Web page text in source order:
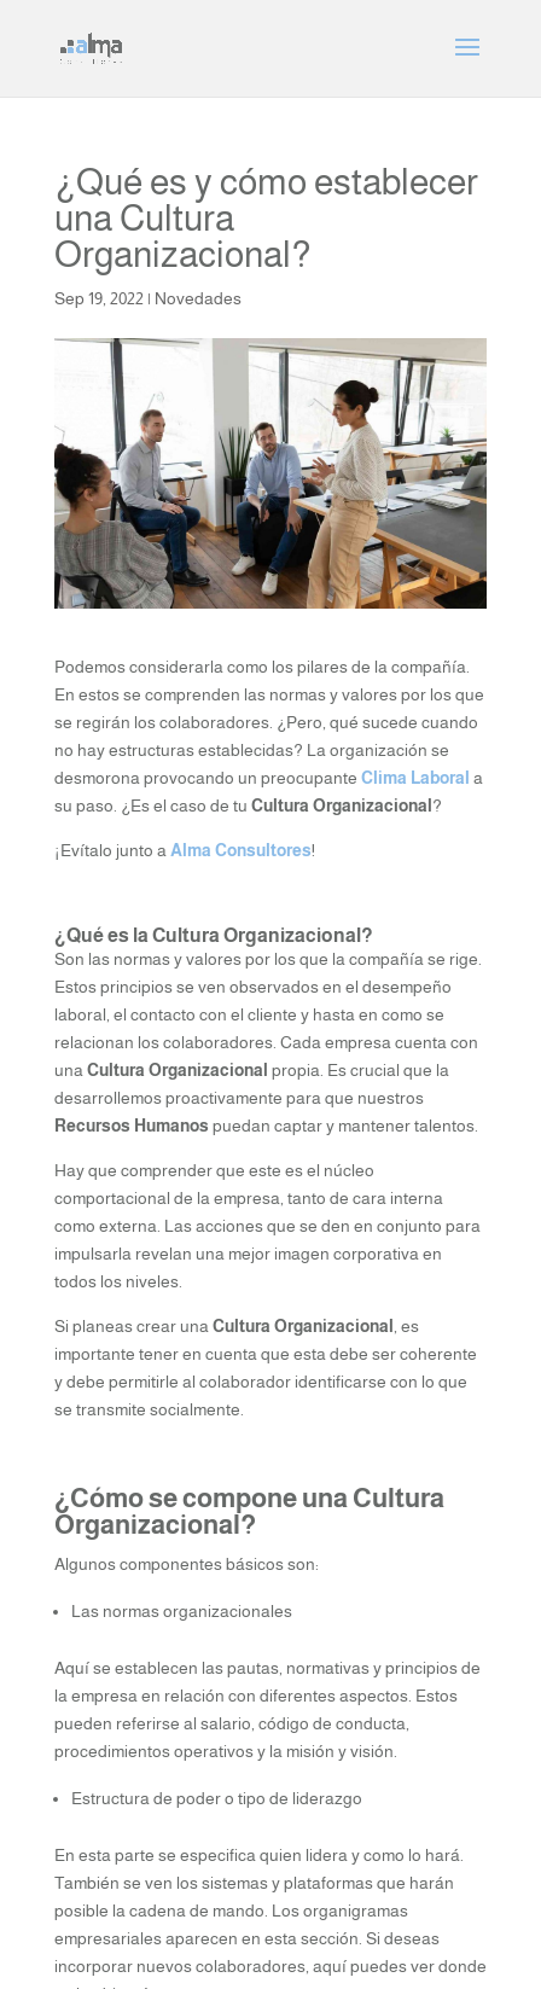
¿Qué es y cómo establecer
una Cultura
Organizacional?
Sep 19, 2022 | Novedades
Podemos considerarla como los pilares de la compañía.
En estos se comprenden las normas y valores por los que
se regirán los colaboradores. ¿Pero, qué sucede cuando
no hay estructuras establecidas? La organización se
desmorona provocando un preocupante Clima Laboral a
su paso. ¿Es el caso de tu Cultura Organizacional ?
¡Evítalo junto a Alma Consultores!
¿Qué es la Cultura Organizacional?
Son las normas y valores por los que la compañía se rige.
Estos principios se ven observados en el desempeño
laboral, el contacto con el cliente y hasta en como se
relacionan los colaboradores. Cada empresa cuenta con
una Cultura Organizacional propia. Es crucial que la
desarrollemos proactivamente para que nuestros
Recursos Humanos puedan captar y mantener talentos.
Hay que comprender que este es el núcleo
comportacional de la empresa, tanto de cara interna
como externa. Las acciones que se den en conjunto para
impulsarla revelan una mejor imagen corporativa en
todos los niveles.
Si planeas crear una Cultura Organizacional
, es
importante tener en cuenta que esta debe ser coherente
y debe permitirle al colaborador identificarse con lo que
se transmite socialmente.
¿Cómo se compone una Cultura
Organizacional?
Algunos componentes básicos son:
Las normas organizacionales
Aquí se establecen las pautas, normativas y principios de
la empresa en relación con diferentes aspectos. Estos
pueden referirse al salario, código de conducta,
procedimientos operativos y la misión y visión.
Estructura de poder o tipo de liderazgo
En esta parte se especifica quien lidera y como lo hará.
También se ven los sistemas y plataformas que harán
posible la cadena de mando. Los organigramas
empresariales aparecen en esta sección. Si deseas
incorporar nuevos colaboradores, aquí puedes ver donde